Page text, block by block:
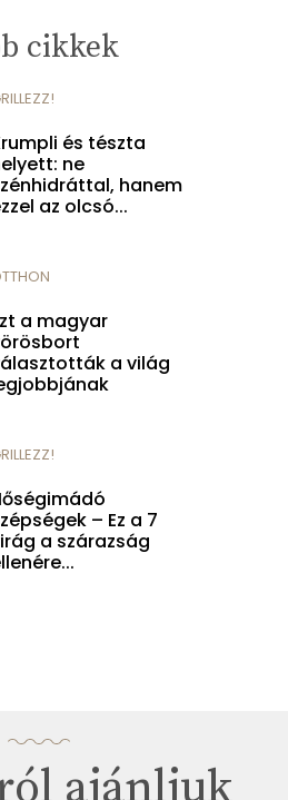
cikkek
és tészta
ne
hanem
az olcsó...
a magyar
a világ
– Ez a 7
a szárazság